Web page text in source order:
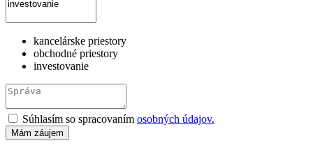
kancelárske priestory
obchodné priestory
investovanie
Súhlasím so spracovaním osobných údajov.